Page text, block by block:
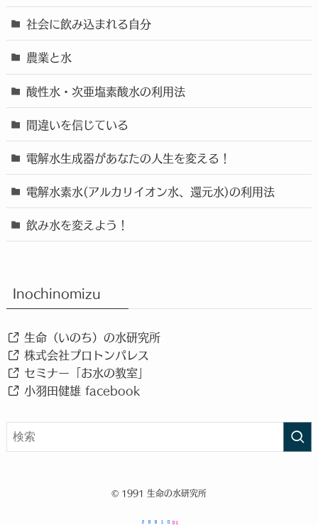
社会に飲み込まれる自分
農業と水
酸性水・次亜塩素酸水の利用法
間違いを信じている
電解水生成器があなたの人生を変える！
電解水素水(アルカリイオン水、還元水)の利用法
飲み水を変えよう！
Inochinomizu
生命（いのち）の水研究所
株式会社プロトンパレス
セミナー「お水の教室」
小羽田健雄 facebook
© 1991 生命の水研究所